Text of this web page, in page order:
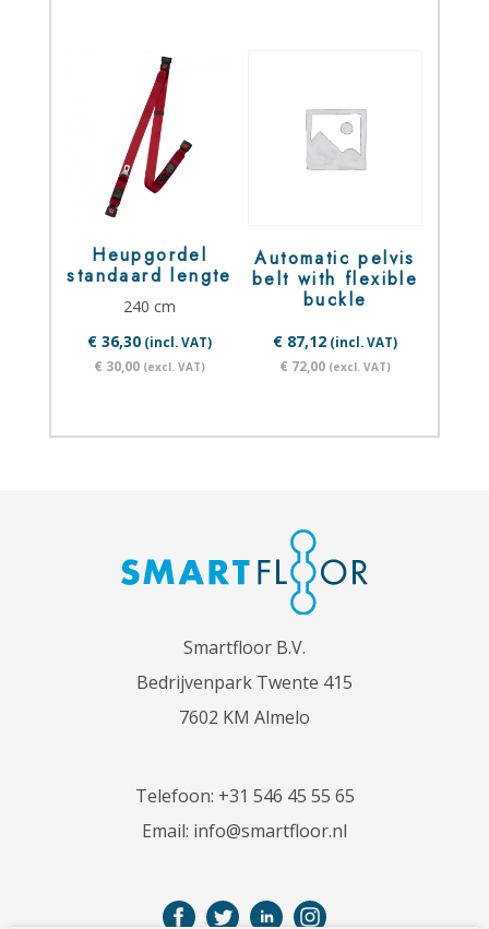
Heupgordel
standaard lengte
240 cm
€ 36,30 (incl. VAT)
€ 30,00 (excl. VAT)
Automatic pelvis
belt with flexible
buckle
€ 87,12 (incl. VAT)
€ 72,00 (excl. VAT)
Smartfloor B.V.
Bedrijvenpark Twente 415
7602 KM Almelo
Telefoon: +31 546 45 55 65
Email: info@smartfloor.nl